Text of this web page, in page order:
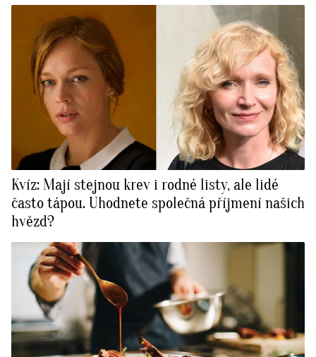
Kvíz: Mají stejnou krev i rodné listy, ale lidé
často tápou. Uhodnete společná příjmení našich
hvězd?